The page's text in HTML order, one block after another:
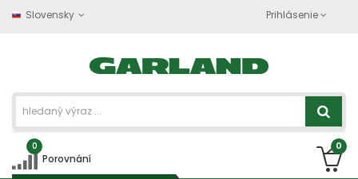
Slovensky Prihlásenie
0
Porovnání
0